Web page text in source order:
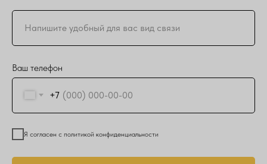
Ваш телефон
+7
Я согласен с политикой конфиденциальности